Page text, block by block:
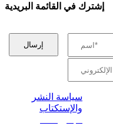
إشترك في القائمة البريدية
سياسة النشر
والإستكتاب